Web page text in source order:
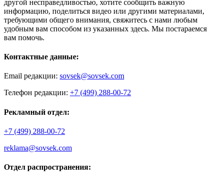
другой несправедливостью, хотите сообщить важную
информацию, поделиться видео или другими материалами,
требующими общего внимания, свяжитесь с нами любым
удобным вам способом из указанных здесь. Мы постараемся
вам помочь.
Контактные данные:
Email редакции: sovsek@sovsek.com
Телефон редакции: +7 (499) 288-00-72
Рекламный отдел:
+7 (499) 288-00-72
reklama@sovsek.com
Отдел распространения: